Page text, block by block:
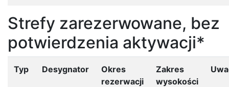
Strefy zarezerwowane, bez
potwierdzenia aktywacji*
Typ Desygnator
Okres
rezerwacji
Zakres
wysokości